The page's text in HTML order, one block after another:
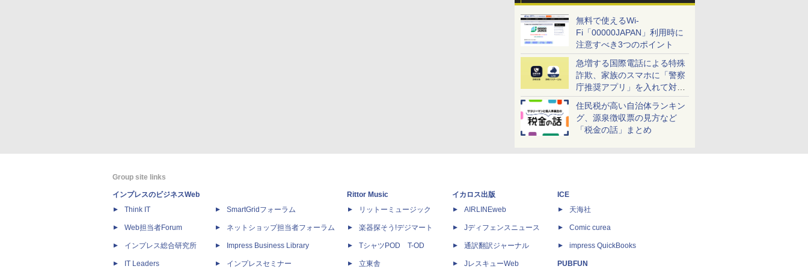
無料で使えるWi-
Fi「00000JAPAN」利用時に
注意すべき3つのポイント
急増する国際電話による特殊
詐欺、家族のスマホに「警察
庁推奨アプリ」を入れて対策
しよう！
住民税が高い自治体ランキン
グ、源泉徴収票の見方など
「税金の話」まとめ
Group site links
インプレスのビジネスWeb
Think IT
Web担当者Forum
インプレス総合研究所
IT Leaders
SmartGridフォーラム
ネットショップ担当者フォーラム
Impress Business Library
インプレスセミナー
Rittor Music
リットーミュージック
楽器探そう!デジマート
TシャツPOD T-OD
立東舎
イカロス出版
AIRLINEweb
Jディフェンスニュース
通訳翻訳ジャーナル
JレスキューWeb
ICE
天海社
Comic curea
impress QuickBooks
PUBFUN